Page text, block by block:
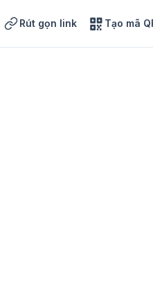
Rút gọn link Tạo mã